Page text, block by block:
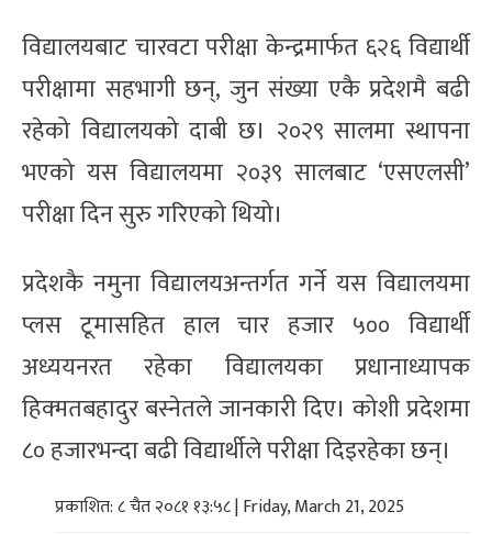
विद्यालयबाट चारवटा परीक्षा केन्द्रमार्फत ६२६ विद्यार्थी
परीक्षामा सहभागी छन्, जुन संख्या एकै प्रदेशमै बढी
रहेको विद्यालयको दाबी छ। २०२९ सालमा स्थापना
भएको यस विद्यालयमा २०३९ सालबाट ‘एसएलसी’
परीक्षा दिन सुरु गरिएको थियो।
प्रदेशकै नमुना विद्यालयअन्तर्गत गर्ने यस विद्यालयमा
प्लस टूमासहित हाल चार हजार ५०० विद्यार्थी
अध्ययनरत रहेका विद्यालयका प्रधानाध्यापक
हिक्मतबहादुर बस्नेतले जानकारी दिए। कोशी प्रदेशमा
८० हजारभन्दा बढी विद्यार्थीले परीक्षा दिइरहेका छन्।
प्रकाशित: ८ चैत २०८१ १३:५८ | Friday, March 21, 2025